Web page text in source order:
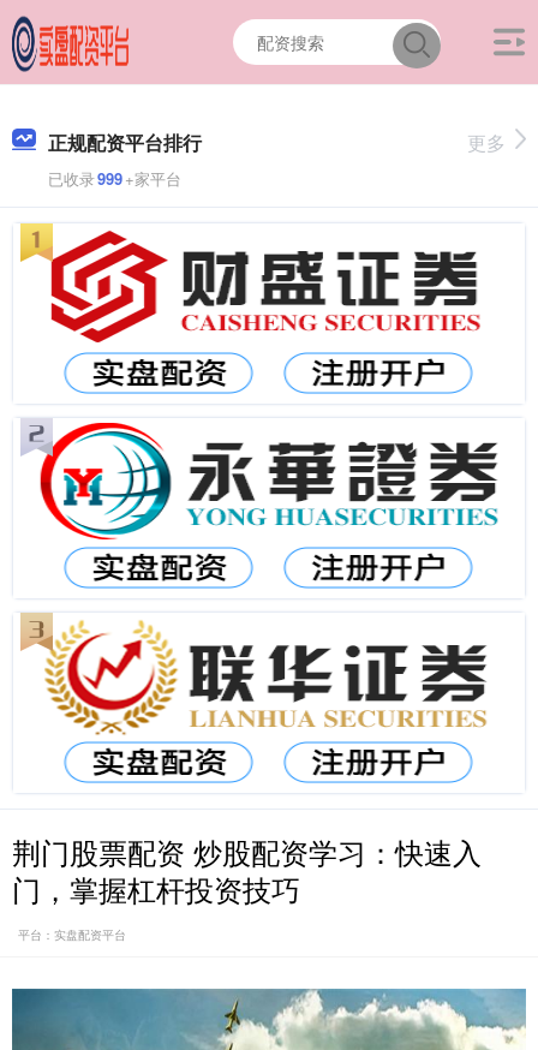
正规配资平台排行
已收录999+家平台
更多
荆门股票配资 炒股配资学习：快速入
门，掌握杠杆投资技巧
平台：实盘配资平台